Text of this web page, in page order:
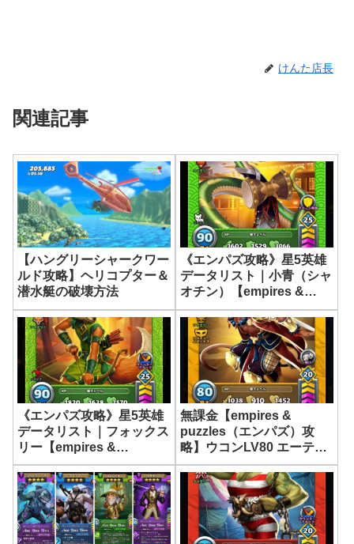
けんた店長
関連記事
【ハングリーシャークワー
ルド攻略】ヘリコプター＆
潜水艇の破壊方法
《エンパズ攻略》星5英雄
データリスト｜小青（シャ
オチン）【empires &
puzzles】
《エンパズ攻略》星5英雄
データリスト｜フォックス
リー【empires &
puzzles】
無課金【empires &
puzzles（エンパズ）攻
略】ウコンLV80 エーテル
パワー《賭け》作ってみま
した